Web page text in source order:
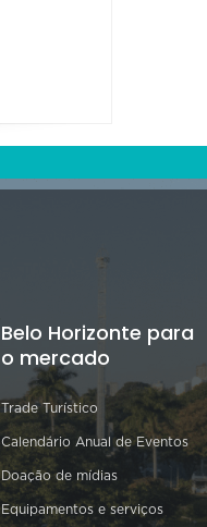
Belo Horizonte para
o mercado
Trade Turístico
Calendário Anual de Eventos
Doação de mídias
Equipamentos e serviços